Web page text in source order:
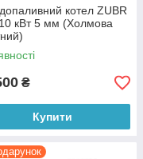
котел ZUBR
кВт 5 мм (Холмова
₴
Купити